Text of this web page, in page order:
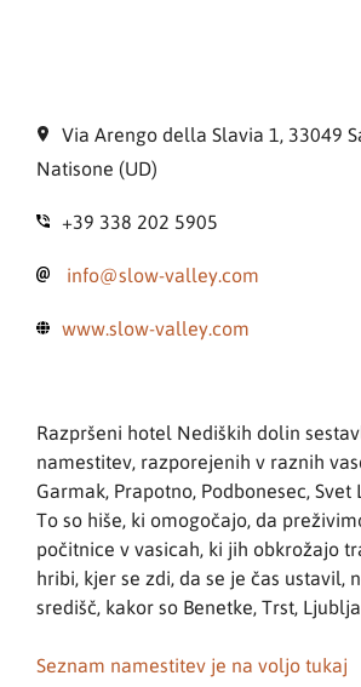
Via Arengo della Slavia 1, 33049
Natisone (UD)
+39 338 202 5905
info@slow-valley.com
www.slow-valley.com
Razpršeni hotel Nediških dolin
namestitev, razporejenih v raznih
Garmak, Prapotno, Podbonesec, Svet
To so hiše, ki omogočajo, da
počitnice v vasicah, ki jih obkrožajo
hribi, kjer se zdi, da se je čas ustavil,
središč, kakor so Benetke, Trst,
Seznam namestitev je na voljo tukaj